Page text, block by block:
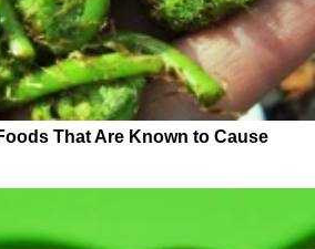
That Are Known to Cause